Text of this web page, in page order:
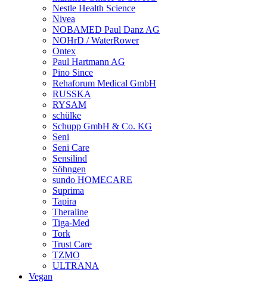
Nestle Health Science
Nivea
NOBAMED Paul Danz AG
NOHrD / WaterRower
Ontex
Paul Hartmann AG
Pino Since
Rehaforum Medical GmbH
RUSSKA
RYSAM
schülke
Schupp GmbH & Co. KG
Seni
Seni Care
Sensilind
Söhngen
sundo HOMECARE
Suprima
Tapira
Theraline
Tiga-Med
Tork
Trust Care
TZMO
ULTRANA
Vegan